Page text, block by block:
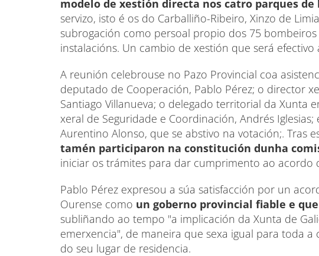
modelo de xestión directa nos catro parques de
servizo, isto é os do Carballiño-Ribeiro, Xinzo de
subrogación como persoal propio dos 75
instalacións. Un cambio de xestión que será
A reunión celebrouse no Pazo Provincial coa
deputado de Cooperación, Pablo Pérez; o director
Santiago Villanueva; o delegado territorial da Xunta
xeral de Seguridade e Coordinación, Andrés
Aurentino Alonso, que se abstivo na votación;. Tras
tamén participaron na constitución dunha
iniciar os trámites para dar cumprimento ao acordo
Pablo Pérez expresou a súa satisfacción por un
Ourense como un goberno provincial fiable e
subliñando ao tempo "a implicación da Xunta de
emerxencia", de maneira que sexa igual para toda
do seu lugar de residencia.